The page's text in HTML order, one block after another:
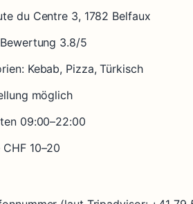
du Centre 3, 1782 Belfaux
3.8/5
Kebab, Pizza, Türkisch
möglich
09:00–22:00
10–20